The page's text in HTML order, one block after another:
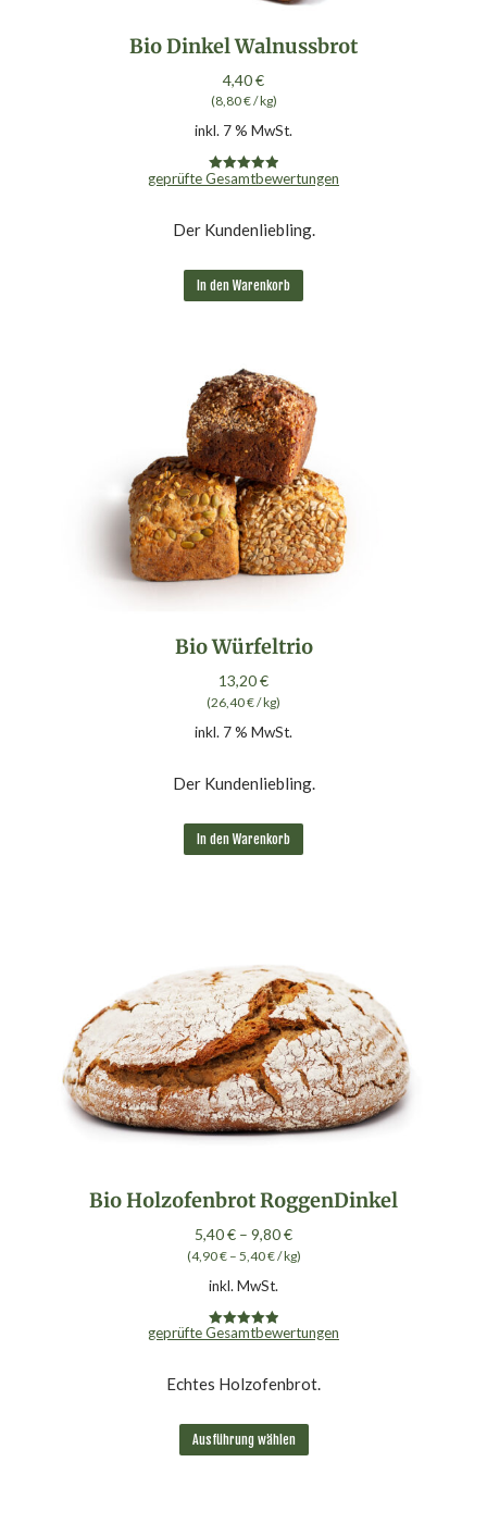
Bio Dinkel Walnussbrot
4,40€
(8,80€/kg)
inkl. 7 % MwSt.
Bewertet mit
geprüfte Gesamtbewertungen
Der Kundenliebling.
In den Warenkorb
Bio Würfeltrio
13,20€
(26,40€/kg)
inkl. 7 % MwSt.
Der Kundenliebling.
In den Warenkorb
Bio Holzofenbrot RoggenDinkel
5,40€ – 9,80€
(4,90€– 5,40€/kg)
inkl. MwSt.
Bewertet mit
geprüfte Gesamtbewertungen
Echtes Holzofenbrot.
Ausführung wählen